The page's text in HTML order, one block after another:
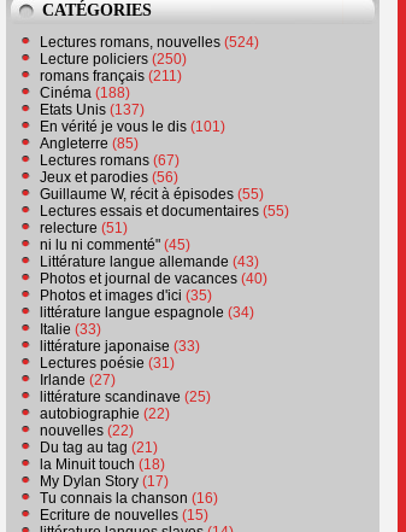
CATÉGORIES
Lectures romans, nouvelles (524)
Lecture policiers (250)
romans français (211)
Cinéma (188)
Etats Unis (137)
En vérité je vous le dis (101)
Angleterre (85)
Lectures romans (67)
Jeux et parodies (56)
Guillaume W, récit à épisodes (55)
Lectures essais et documentaires (55)
relecture (51)
ni lu ni commenté" (45)
Littérature langue allemande (43)
Photos et journal de vacances (40)
Photos et images d'ici (35)
littérature langue espagnole (34)
Italie (33)
littérature japonaise (33)
Lectures poésie (31)
Irlande (27)
littérature scandinave (25)
autobiographie (22)
nouvelles (22)
Du tag au tag (21)
la Minuit touch (18)
My Dylan Story (17)
Tu connais la chanson (16)
Ecriture de nouvelles (15)